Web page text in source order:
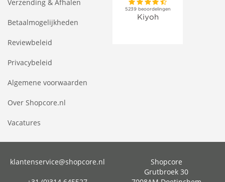
Verzending & Afhalen
Betaalmogelijkheden
Reviewbeleid
Privacybeleid
Algemene voorwaarden
Over Shopcore.nl
Vacatures
klantenservice@shopcore.nl
Shopcore
Grutbroek 30